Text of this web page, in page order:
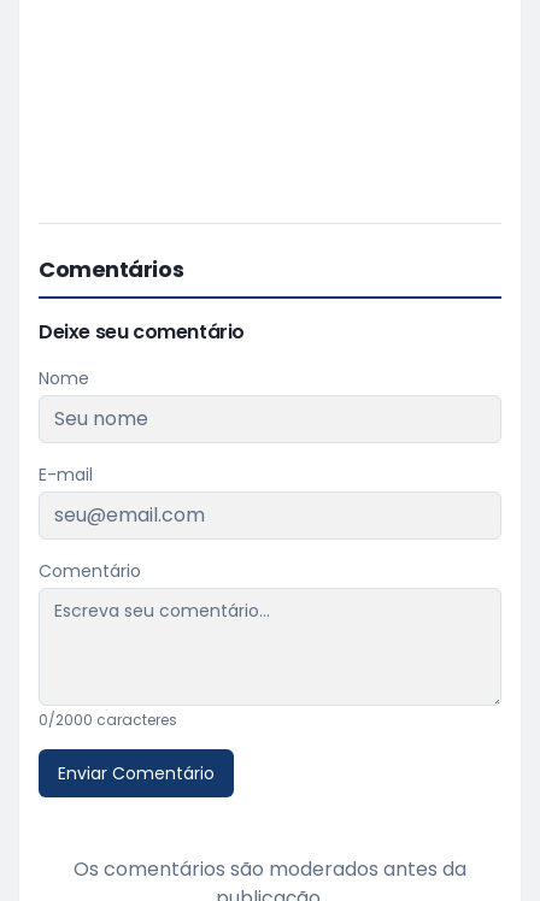
Comentários
Deixe seu comentário
Nome
E-mail
Comentário
0/2000 caracteres
Enviar Comentário
Os comentários são moderados antes da